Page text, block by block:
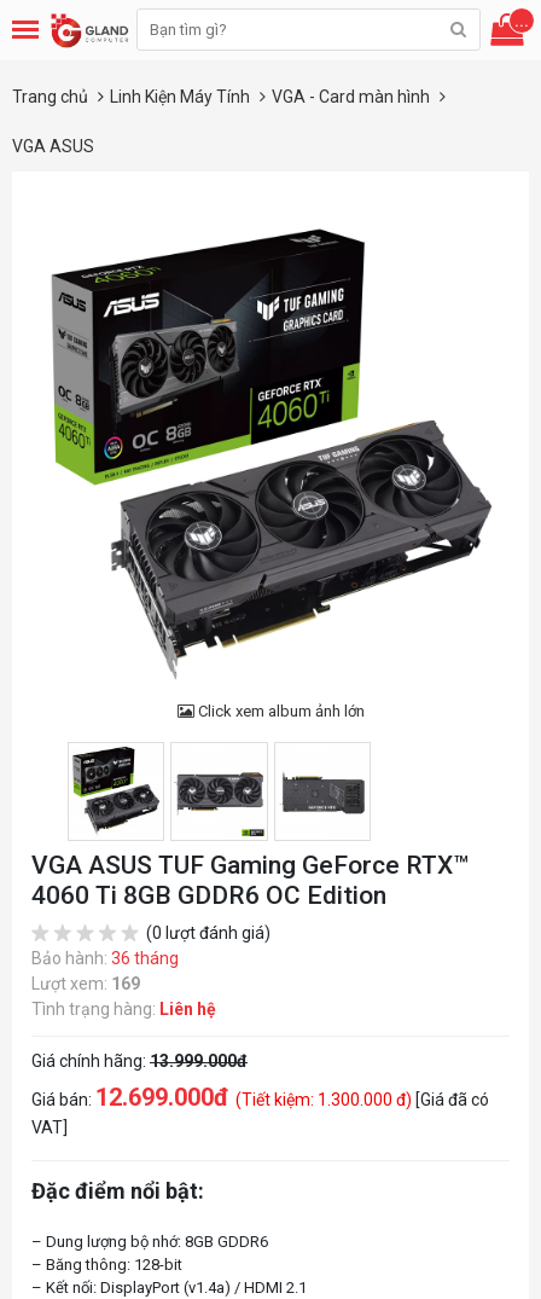
...
Trang chủ Linh Kiện Máy Tính VGA - Card màn hình
VGA ASUS
Click xem album ảnh lớn
VGA ASUS TUF Gaming GeForce RTX™
4060 Ti 8GB GDDR6 OC Edition
(0 lượt đánh giá)
Bảo hành: 36 tháng
Lượt xem: 169
Tình trạng hàng: Liên hệ
Giá chính hãng: 13.999.000đ
Giá bán: 12.699.000đ (Tiết kiệm: 1.300.000 đ) [Giá đã có
VAT]
Đặc điểm nổi bật:
– Dung lượng bộ nhớ: 8GB GDDR6
– Băng thông: 128-bit
– Kết nối: DisplayPort (v1.4a) / HDMI 2.1